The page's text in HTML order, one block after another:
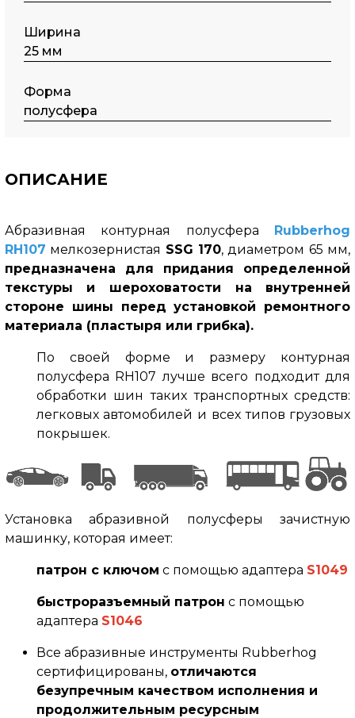
Ширина
25 мм
Форма
полусфера
ОПИСАНИЕ
Абразивная контурная полусфера Rubberhog
RH107 мелкозернистая SSG 170, диаметром 65 мм,
предназначена для придания определенной
текстуры и шероховатости на внутренней
стороне шины перед установкой ремонтного
материала (пластыря или грибка).
По своей форме и размеру контурная
полусфера RH107 лучше всего подходит для
обработки шин таких транспортных средств:
легковых автомобилей и всех типов грузовых
покрышек.
Установка абразивной полусферы зачистную
машинку, которая имеет:
патрон с ключом с помощью адаптера S1049
быстроразъемный патрон с помощью
адаптера S1046
Все абразивные инструменты Rubberhog
сертифицированы, отличаются
безупречным качеством исполнения и
продолжительным ресурсным